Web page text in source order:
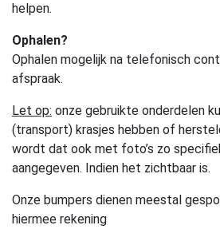
helpen.
Ophalen?
Ophalen mogelijk na telefonisch
afspraak.
Let op: onze gebruikte onderdelen
(transport) krasjes hebben of
wordt dat ook met foto’s zo
aangegeven. Indien het zichtbaar is.
Onze bumpers dienen meestal
hiermee rekening